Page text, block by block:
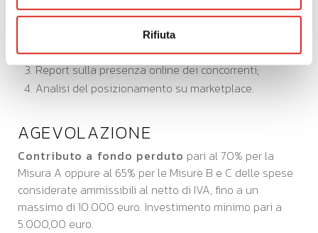
Rifiuta
dell’azienda;
Verifica del posizionamento dell’azienda sulle
piattaforme Social;
Report sulla presenza online dei concorrenti;
Analisi del posizionamento su marketplace.
AGEVOLAZIONE
Contributo a fondo perduto pari al 70% per la
Misura A oppure al 65% per le Misure B e C delle spese
considerate ammissibili al netto di IVA, fino a un
massimo di 10.000 euro. Investimento minimo pari a
5.000,00 euro.